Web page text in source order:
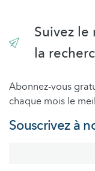
Suivez
la
Abonnez-vous
chaque mois le
Souscrivez à